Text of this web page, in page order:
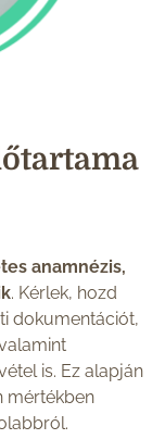
anamnézis,
. Kérlek, hozd
dokumentációt,
is. Ez alapján
mértékben